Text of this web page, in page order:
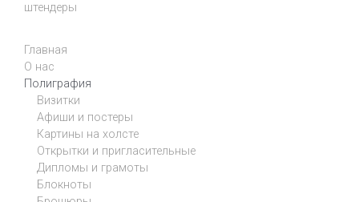
штендеры
Главная
О нас
Полиграфия
Визитки
Афиши и постеры
Картины на холсте
Открытки и пригласительные
Дипломы и грамоты
Блокноты